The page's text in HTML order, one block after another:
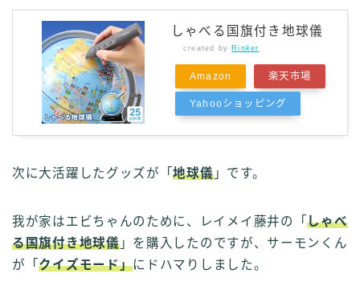
しゃべる国旗付き地球儀
created by Rinker
Amazon 楽天市場
Yahooショッピング
次に大活躍したグッズが「地球儀」です。
我が家はエビちゃんのために、レイメイ藤井の「しゃべ
る国旗付き地球儀」を購入したのですが、サーモンくん
が「クイズモード」にドハマりしました。